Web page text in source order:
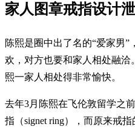
家人图章戒指设计
陈熙是圈中出了名的“爱家男
欢，对方也要和家人相处融
熙一家人相处得非常愉快。
去年3月陈熙在飞伦敦留学之
指（signet ring），而原来戒